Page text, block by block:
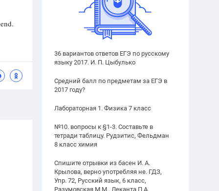
36 вариантов ответов ЕГЭ по русскому
языку 2017. И. П. Цыбулько
Средний балл по предметам за ЕГЭ в
2017 году?
Лабораторная 1. Физика 7 класс
№10. вопросы к §1-3. Составьте в
тетради таблицу. Рудзитис, Фельдман
8 класс химия
Спишите отрывки из басен И. А.
Крылова, верно употребляя не. ГДЗ,
Упр. 72, Русский язык, 6 класс,
Разумовская М.М., Леканта П.А.